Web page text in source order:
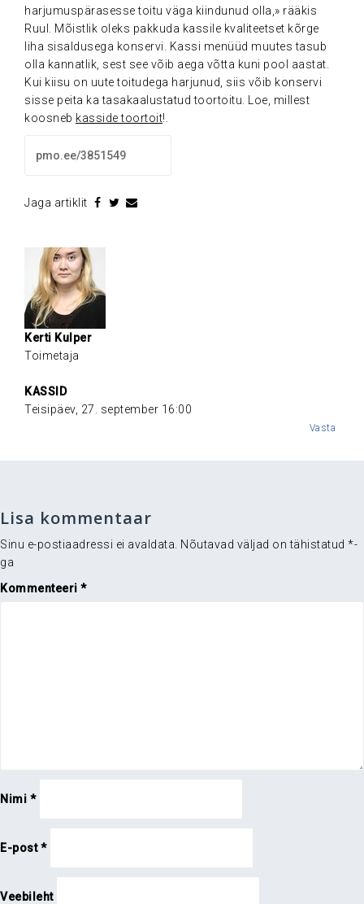
harjumuspärasesse toitu väga kiindunud olla,» rääkis
Ruul. Mõistlik oleks pakkuda kassile kvaliteetset kõrge
liha sisaldusega konservi. Kassi menüüd muutes tasub
olla kannatlik, sest see võib aega võtta kuni pool aastat.
Kui kiisu on uute toitudega harjunud, siis võib konservi
sisse peita ka tasakaalustatud toortoitu. Loe, millest
koosneb kasside toortoit!
Jaga artiklit
Kerti Kulper
Toimetaja
KASSID
Teisipäev, 27. september 16:00
Vasta
Lisa kommentaar
Sinu e-postiaadressi ei avaldata. Nõutavad väljad on tähistatud *-
ga
Kommenteeri *
Nimi *
E-post*
Veebileht